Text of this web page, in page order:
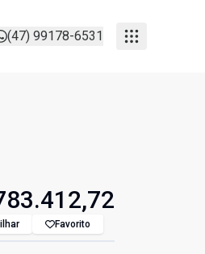
(47) 99178-6531
Favorito